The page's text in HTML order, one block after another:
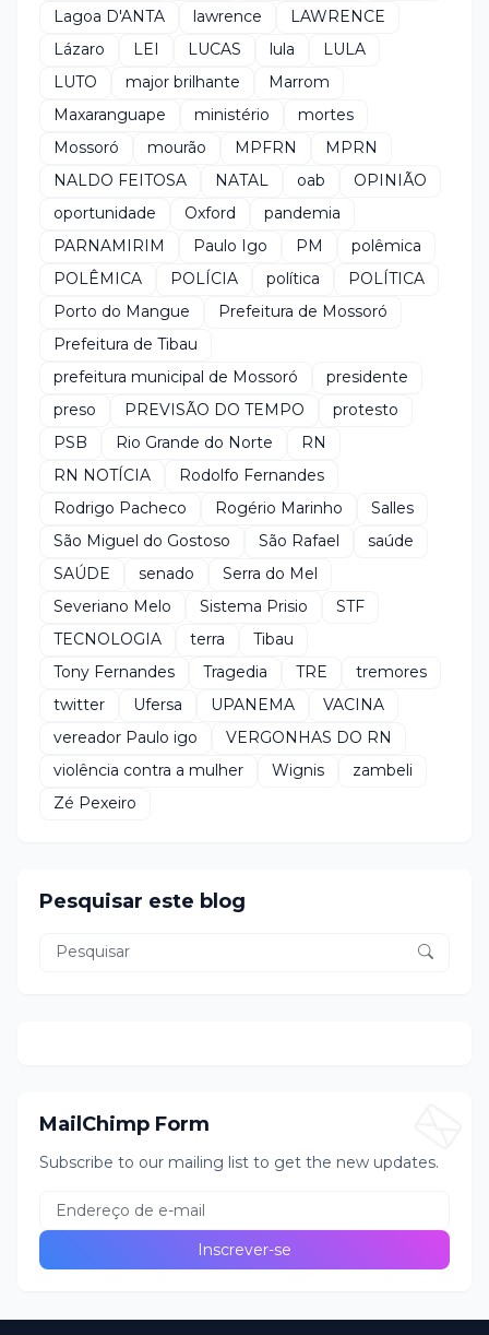
Lagoa D'ANTA
lawrence
LAWRENCE
Lázaro
LEI LUCAS lula
LULA
LUTO
major brilhante
Marrom
Maxaranguape
ministério
mortes
Mossoró
mourão MPFRN
MPRN
NALDO FEITOSA
NATAL oab
OPINIÃO
oportunidade
Oxford
pandemia
PARNAMIRIM
Paulo Igo PM
polêmica
POLÊMICA
POLÍCIA política
POLÍTICA
Porto do Mangue
Prefeitura de Mossoró
Prefeitura de Tibau
prefeitura municipal de Mossoró
presidente
preso
PREVISÃO DO TEMPO
protesto
PSB
Rio Grande do Norte
RN
RN NOTÍCIA
Rodolfo Fernandes
Rodrigo Pacheco
Rogério Marinho
Salles
São Miguel do Gostoso
São Rafael
saúde
SAÚDE
senado
Serra do Mel
Severiano Melo
Sistema Prisio
STF
TECNOLOGIA
terra
Tibau
Tony Fernandes
Tragedia TRE
tremores
twitter
Ufersa UPANEMA
VACINA
vereador Paulo igo
VERGONHAS DO RN
violência contra a mulher
Wignis
zambeli
Zé Pexeiro
Pesquisar este blog
MailChimp Form
Subscribe to our mailing list to get the new updates.